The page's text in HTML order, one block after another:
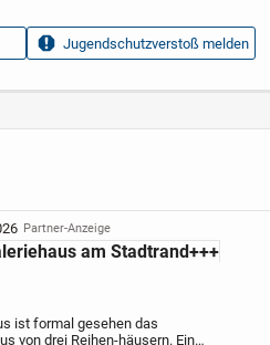
Partner-Anzeige
am Stadtrand+++
ist formal gesehen das
von drei Reihen-häusern. Eine
Jugendschutzverstoß melden